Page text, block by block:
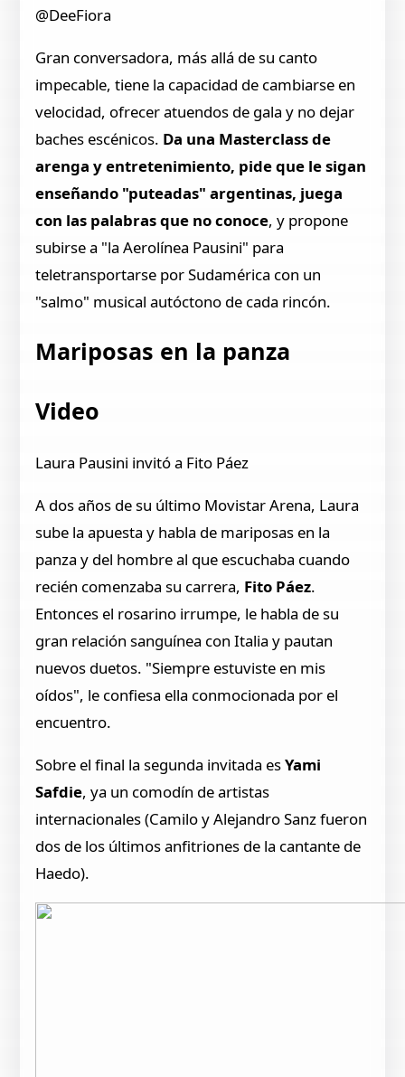
@DeeFiora
Gran conversadora, más allá de su canto
impecable, tiene la capacidad de cambiarse en
velocidad, ofrecer atuendos de gala y no dejar
baches escénicos. Da una Masterclass de
arenga y entretenimiento, pide que le sigan
enseñando "puteadas" argentinas, juega
con las palabras que no conoce, y propone
subirse a "la Aerolínea Pausini" para
teletransportarse por Sudamérica con un
"salmo" musical autóctono de cada rincón.
Mariposas en la panza
Video
Laura Pausini invitó a Fito Páez
A dos años de su último Movistar Arena, Laura
sube la apuesta y habla de mariposas en la
panza y del hombre al que escuchaba cuando
recién comenzaba su carrera, Fito Páez.
Entonces el rosarino irrumpe, le habla de su
gran relación sanguínea con Italia y pautan
nuevos duetos. "Siempre estuviste en mis
oídos", le confiesa ella conmocionada por el
encuentro.
Sobre el final la segunda invitada esYami
Safdie, ya un comodín de artistas
internacionales (Camilo y Alejandro Sanz fueron
dos de los últimos anfitriones de la cantante de
Haedo).